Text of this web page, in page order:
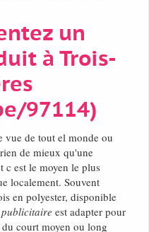
un
à Trois-
97114)
vue de tout el monde ou
de mieux qu'une
c est le moyen le plus
localement. Souvent
en polyester, disponible
est adapter pour
court moyen ou long